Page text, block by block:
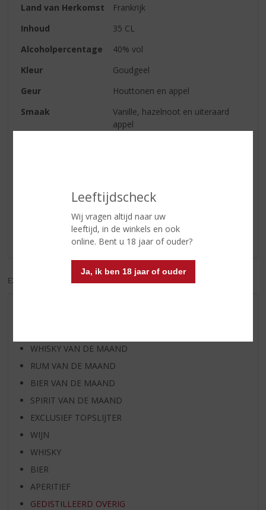
Leeftijdscheck
Wij vragen altijd naar uw
leeftijd, in de winkels en ook
online. Bent u 18 jaar of ouder?
Ja, ik ben 18 jaar of ouder
Land van Herkomst
Frankrijk
Inhoud
35 CL
Alcoholpercentage
40% vol
Kleur
Goudgeel
Geur
Houttonen en appel
Smaak
Vanille, hazelnoot en uiteraard
appel
Reviews
Schrijf een review
Er zijn nog geen reviews geplaatst voor dit product
EXCL. BTW
WHISKY VAN DE MAAND
RUM VAN DE MAAND
BIER VAN DE MAAND
SPIRIT VAN DE MAAND
EXCLUSIEF TOPSLIJTER
WIJN
WHISKY
BIER
APERITIEF
GEDISTILLEERD OVERIG